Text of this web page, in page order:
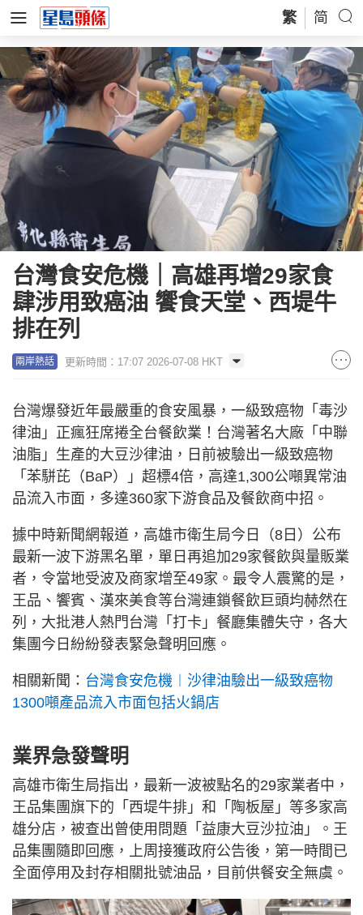
繁 简
台灣食安危機｜高雄再增29家食
肆涉用致癌油 饗食天堂、西堤牛
排在列
兩岸熱話 更新時間：17:07 2026-07-08 HKT
台灣爆發近年最嚴重的食安風暴，一級致癌物「毒沙
律油」正瘋狂席捲全台餐飲業！台灣著名大廠「中聯
油脂」生產的大豆沙律油，日前被驗出一級致癌物
「苯駢芘（BaP）」超標4倍，高達1,300公噸異常油
品流入市面，多達360家下游食品及餐飲商中招。
據中時新聞網報道，高雄市衛生局今日（8日）公布
最新一波下游黑名單，單日再追加29家餐飲與量販業
者，令當地受波及商家增至49家。最令人震驚的是，
王品、饗賓、漢來美食等台灣連鎖餐飲巨頭均赫然在
列，大批港人熱門台灣「打卡」餐廳集體失守，各大
集團今日紛紛發表緊急聲明回應。
相關新聞： 台灣食安危機︱沙律油驗出一級致癌物
1300噸產品流入市面包括火鍋店
業界急發聲明
高雄市衛生局指出，最新一波被點名的29家業者中，
王品集團旗下的「西堤牛排」和「陶板屋」等多家高
雄分店，被查出曾使用問題「益康大豆沙拉油」。王
品集團隨即回應，上周接獲政府公告後，第一時間已
全面停用及封存相關批號油品，目前供餐安全無虞。